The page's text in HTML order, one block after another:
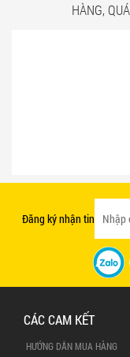
HÀNG,
Đăng ký nhận tin
CÁC CAM KẾT
HƯỚNG DẪN MUA HÀNG